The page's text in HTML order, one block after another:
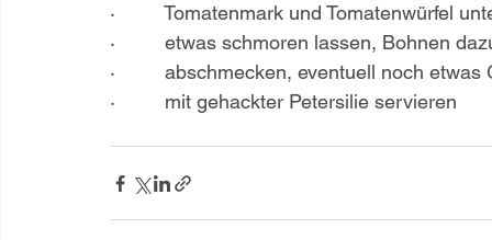
·         Tomatenmark und
·         etwas schmoren lassen, Bohnen
·         abschmecken, eventuell noch
·         mit gehackter Petersilie servieren